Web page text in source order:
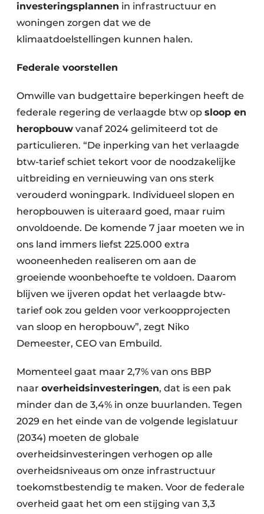
investeringsplannen in infrastructuur en
woningen zorgen dat we de
klimaatdoelstellingen kunnen halen.
Federale voorstellen
Omwille van budgettaire beperkingen heeft de
federale regering de verlaagde btw op sloop en
heropbouw vanaf 2024 gelimiteerd tot de
particulieren. “De inperking van het verlaagde
btw-tarief schiet tekort voor de noodzakelijke
uitbreiding en vernieuwing van ons sterk
verouderd woningpark. Individueel slopen en
heropbouwen is uiteraard goed, maar ruim
onvoldoende. De komende 7 jaar moeten we in
ons land immers liefst 225.000 extra
wooneenheden realiseren om aan de
groeiende woonbehoefte te voldoen. Daarom
blijven we ijveren opdat het verlaagde btw-
tarief ook zou gelden voor verkoopprojecten
van sloop en heropbouw”, zegt Niko
Demeester, CEO van Embuild.
Momenteel gaat maar 2,7% van ons BBP
naar overheidsinvesteringen, dat is een pak
minder dan de 3,4% in onze buurlanden. Tegen
2029 en het einde van de volgende legislatuur
(2034) moeten de globale
overheidsinvesteringen verhogen op alle
overheidsniveaus om onze infrastructuur
toekomstbestendig te maken. Voor de federale
overheid gaat het om een stijging van 3,3